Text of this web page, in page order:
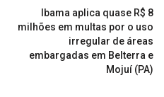
Ibama aplica quase R$ 8
milhões em multas por o uso
irregular de áreas
embargadas em Belterra e
Mojuí (PA)